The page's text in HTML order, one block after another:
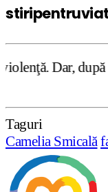
cum
Taguri
Camelia Smicală